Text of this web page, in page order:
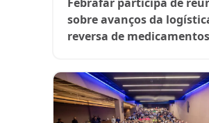
sobre avanços da
reversa de medicamentos